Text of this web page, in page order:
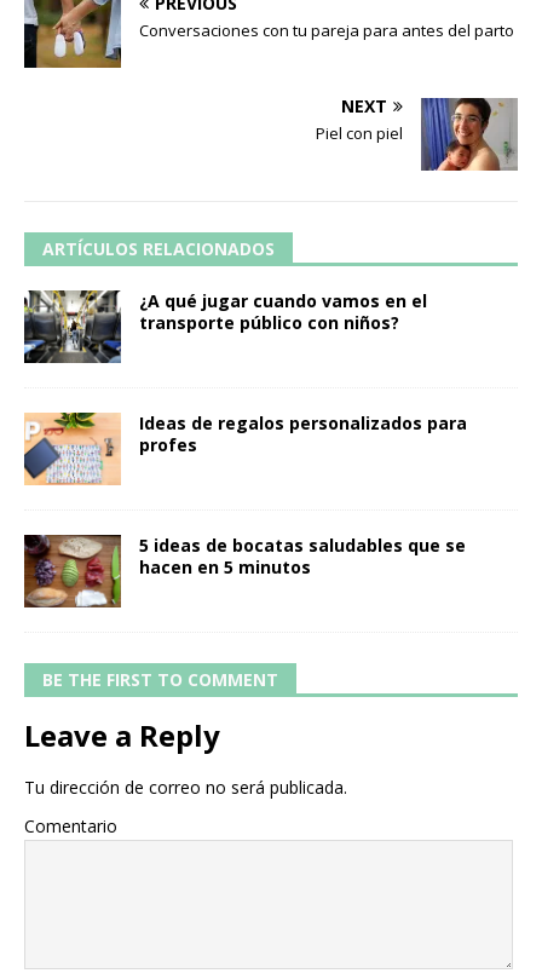
Conversaciones con tu pareja para antes del parto
NEXT
Piel con piel
ARTÍCULOS RELACIONADOS
¿A qué jugar cuando vamos en el
transporte público con niños?
Ideas de regalos personalizados para
profes
5 ideas de bocatas saludables que se
hacen en 5 minutos
BE THE FIRST TO COMMENT
Leave a Reply
Tu dirección de correo no será publicada.
Comentario